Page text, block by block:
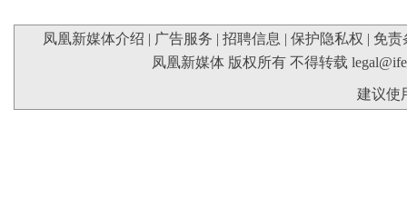
凤凰新媒体介绍 | 广告服务 | 招聘信息 | 保护隐私权 | 免责
凤凰新媒体 版权所有 不得转载
建议使